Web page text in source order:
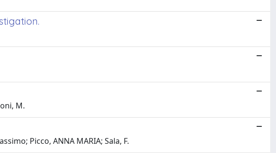
M.
Picco, ANNA MARIA; Sala, F.